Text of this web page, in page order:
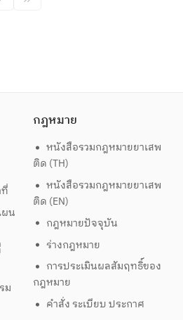
น
ม
กฎหมาย
หนังสือรวมกฎหมายยาเสพ
ติด (TH)
หนังสือรวมกฎหมายยาเสพ
ติด (EN)
กฎหมายปัจจุบัน
ร่างกฎหมาย
การประเมินผลสัมฤทธิ์ของ
กฎหมาย
คำสั่ง ระเบียบ ประกาศ